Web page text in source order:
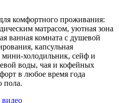
комфортного проживания:
матрасом, уютная зона
ванная комната с душевой
капсульная
холодильник, сейф и
воды, чая и кофейных
в любое время года
пола.
видео